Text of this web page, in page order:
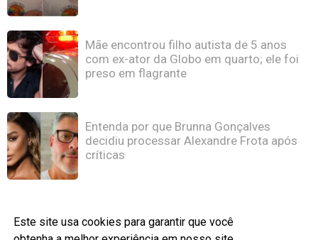
Este site usa cookies para garantir que você
Mãe encontrou filho autista de 5 anos
com ex-ator da Globo em quarto; ele foi
preso em flagrante
Entenda por que Brunna Gonçalves
decidiu processar Alexandre Frota após
críticas